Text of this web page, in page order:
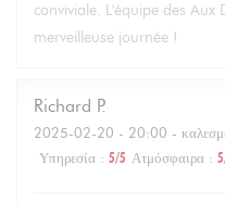
conviviale. L'équipe des
merveilleuse journée !
Richard P
2025-02-20 - 20:00 -
Υπηρεσία : 5/5 Ατμόσφαιρα : 5